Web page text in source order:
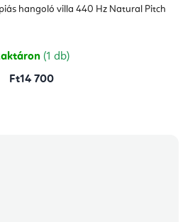
hangoló villa 440 Hz Natural Pitch
átlagos
értékelése
csillag.
(1 db)
Ft14 700